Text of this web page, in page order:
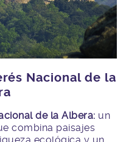
Nacional de la
de la Albera: un
combina paisajes